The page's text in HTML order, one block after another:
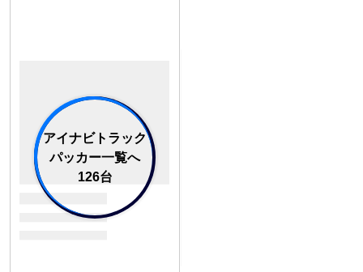
アイナビトラック
パッカー一覧へ
126台